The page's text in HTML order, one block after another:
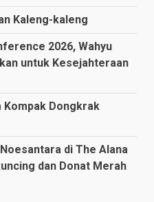
Kaleng-kaleng
2026, Wahyu
untuk Kesejahteraan
Kompak Dongkrak
di The Alana
dan Donat Merah